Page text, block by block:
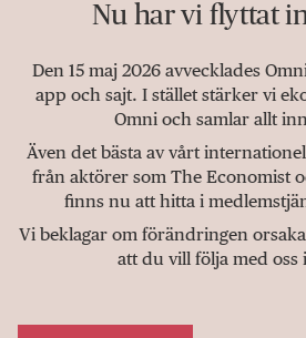
Nu har vi flyttat
Den 15 maj 2026 avvecklades
app och sajt. I stället stärker vi
Omni och samlar allt
Även det bästa av vårt
från aktörer som The Economist
finns nu att hitta i
Vi beklagar om förändringen
att du vill följa med oss